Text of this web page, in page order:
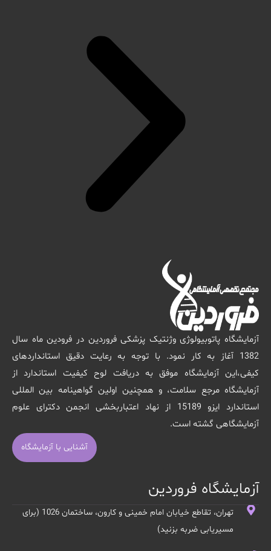
آزمایشگاه پاتوبیولوژی وژنتیک پزشکی فروردین در فرودین ماه سال
1382 آغاز به کار نمود. با توجه به رعایت دقیق استانداردهای
کیفی،این آزمایشگاه موفق به دریافت لوح کیفیت استاندارد از
آزمایشگاه مرجع سلامت، و همچنین اولین گواهینامه بین المللی
استاندارد ایزو 15189 از نهاد اعتباربخشی انجمن دکترای علوم
آزمایشگاهی گشته است.
آشنایی با آزمایشگاه
آزمایشگاه فروردین
تهران، تقاطع خیابان امام خمینی و کارون، ساختمان 1026 (برای
مسیریابی ضربه بزنید)